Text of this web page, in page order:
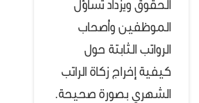
الحقوق ويزداد تساؤل
الموظفين وأصحاب
الرواتب الثابتة حول
كيفية إخراج زكاة الراتب
الشهري بصورة صحيحة.